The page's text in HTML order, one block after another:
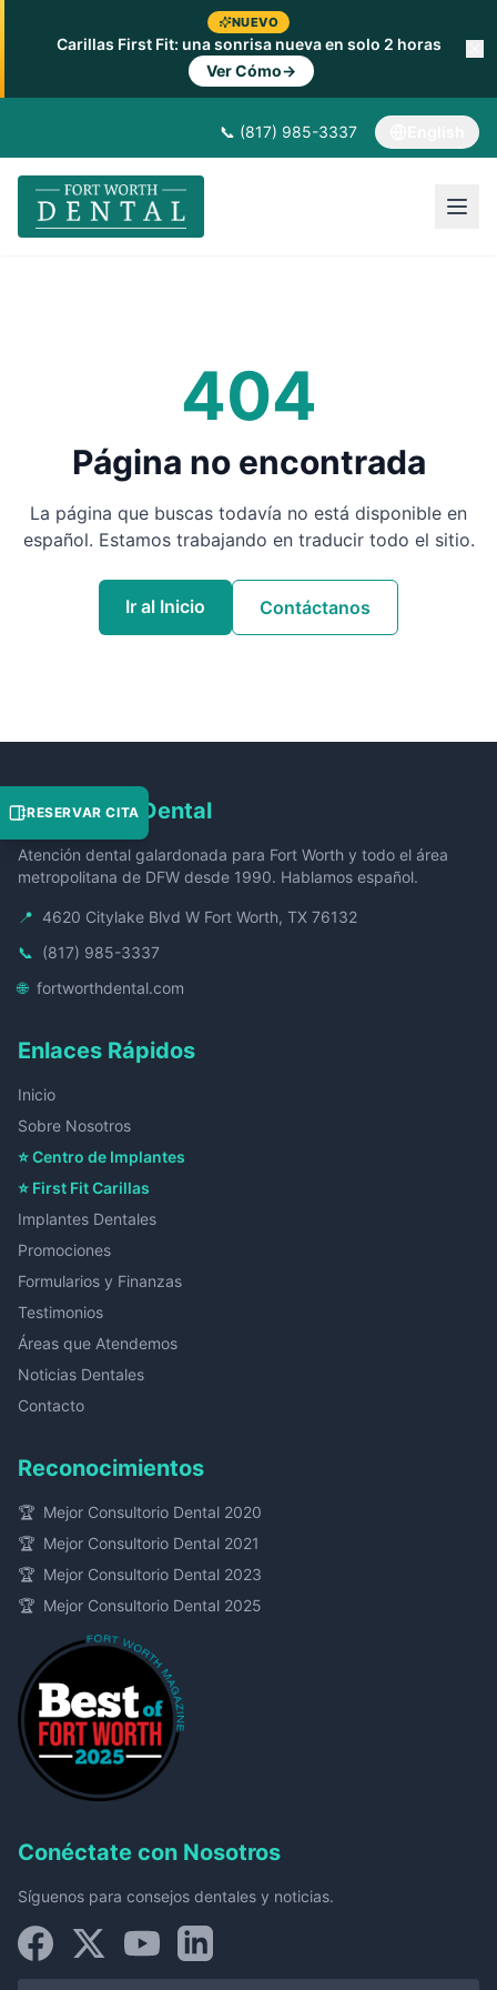
NUEVO
Carillas First Fit: una sonrisa nueva en solo 2 horas
Ver Cómo→
📞 (817) 985-3337
404
Página no encontrada
La página que buscas todavía no está disponible en
español. Estamos trabajando en traducir todo el sitio.
Ir al Inicio Contáctanos
Fort Worth Dental
Atención dental galardonada para Fort Worth y todo el área
metropolitana de DFW desde 1990. Hablamos español.
📍 4620 Citylake Blvd W Fort Worth, TX 76132
📞 (817) 985-3337
🌐 fortworthdental.com
Enlaces Rápidos
Inicio
Sobre Nosotros
⭐ Centro de Implantes
⭐ First Fit Carillas
Implantes Dentales
Promociones
Formularios y Finanzas
Testimonios
Áreas que Atendemos
Noticias Dentales
Contacto
Reconocimientos
🏆 Mejor Consultorio Dental 2020
🏆 Mejor Consultorio Dental 2021
🏆 Mejor Consultorio Dental 2023
🏆 Mejor Consultorio Dental 2025
Conéctate con Nosotros
Síguenos para consejos dentales y noticias.
RESERVAR CITA